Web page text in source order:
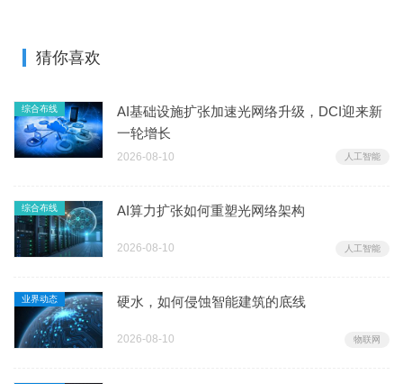
猜你喜欢
综合布线
AI基础设施扩张加速光网络升级，DCI迎来新
一轮增长
2026-08-10 人工智能
综合布线 AI算力扩张如何重塑光网络架构
2026-08-10 人工智能
业界动态 硬水，如何侵蚀智能建筑的底线
2026-08-10 物联网